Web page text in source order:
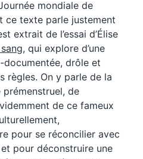
mondiale de
ce texte parle justement
extrait de l’essai d’Élise
, qui explore d’une
drôle et
règles. On y parle de la
de
de ce fameux
pour se réconcilier avec
pour déconstruire une